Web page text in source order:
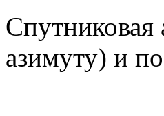
Спутниковая
азимуту) и